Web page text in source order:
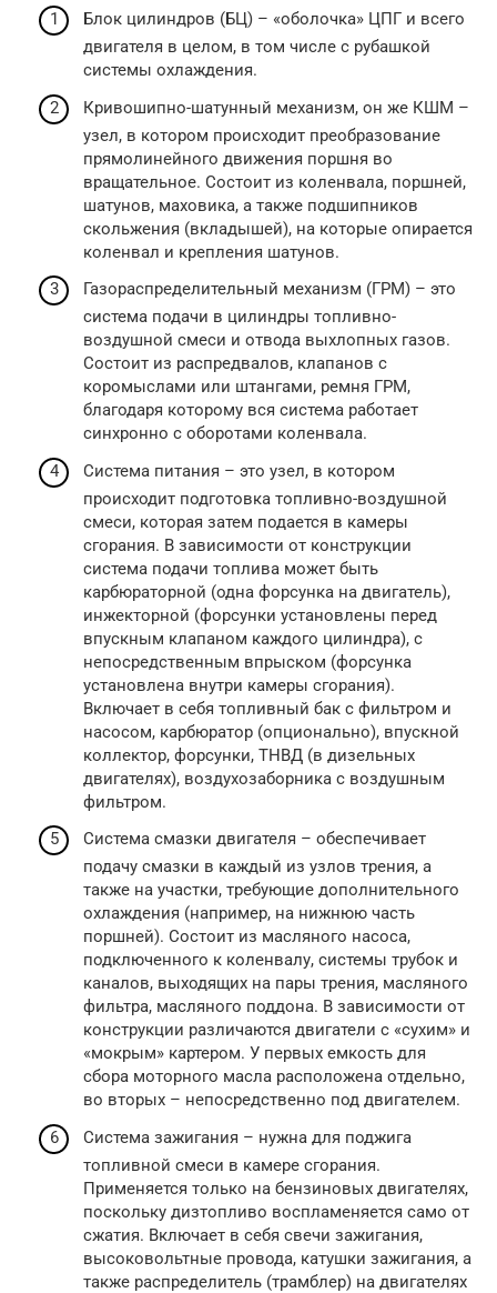
Блок цилиндров (БЦ) – «оболочка» ЦПГ и всего
двигателя в целом, в том числе с рубашкой
системы охлаждения.
Кривошипно-шатунный механизм, он же КШМ –
узел, в котором происходит преобразование
прямолинейного движения поршня во
вращательное. Состоит из коленвала, поршней,
шатунов, маховика, а также подшипников
скольжения (вкладышей), на которые опирается
коленвал и крепления шатунов.
Газораспределительный механизм (ГРМ) – это
система подачи в цилиндры топливно-
воздушной смеси и отвода выхлопных газов.
Состоит из распредвалов, клапанов с
коромыслами или штангами, ремня ГРМ,
благодаря которому вся система работает
синхронно с оборотами коленвала.
Система питания – это узел, в котором
происходит подготовка топливно-воздушной
смеси, которая затем подается в камеры
сгорания. В зависимости от конструкции
система подачи топлива может быть
карбюраторной (одна форсунка на двигатель),
инжекторной (форсунки установлены перед
впускным клапаном каждого цилиндра), с
непосредственным впрыском (форсунка
установлена внутри камеры сгорания).
Включает в себя топливный бак с фильтром и
насосом, карбюратор (опционально), впускной
коллектор, форсунки, ТНВД (в дизельных
двигателях), воздухозаборника с воздушным
фильтром.
Система смазки двигателя – обеспечивает
подачу смазки в каждый из узлов трения, а
также на участки, требующие дополнительного
охлаждения (например, на нижнюю часть
поршней). Состоит из масляного насоса,
подключенного к коленвалу, системы трубок и
каналов, выходящих на пары трения, масляного
фильтра, масляного поддона. В зависимости от
конструкции различаются двигатели с «сухим» и
«мокрым» картером. У первых емкость для
сбора моторного масла расположена отдельно,
во вторых – непосредственно под двигателем.
Система зажигания – нужна для поджига
топливной смеси в камере сгорания.
Применяется только на бензиновых двигателях,
поскольку дизтопливо воспламеняется само от
сжатия. Включает в себя свечи зажигания,
высоковольтные провода, катушки зажигания, а
также распределитель (трамблер) на двигателях